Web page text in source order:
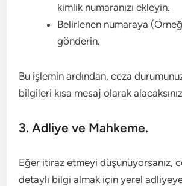
kimlik numaranızı ekleyin.
Belirlenen numaraya
gönderin.
Bu işlemin ardından, ceza
bilgileri kısa mesaj olarak
3. Adliye ve Mahkeme.
Eğer itiraz etmeyi düşünüyorsanız,
detaylı bilgi almak için yerel